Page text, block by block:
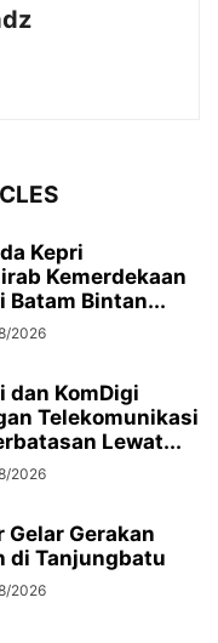
Kepri
Kemerdekaan
Batam Bintan...
2026
dan KomDigi
Telekomunikasi
Lewat...
2026
Gelar Gerakan
di Tanjungbatu
2026